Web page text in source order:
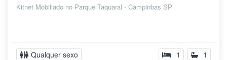
Kitnet Mobiliado no Parque Taquaral - Campinbas SP
Qualquer sexo 1 1